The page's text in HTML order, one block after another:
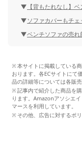
【背もたれなし】
ソファカバーもチェ
ベンチソファの売
本サイトに掲載している
おります。各ECサイトにて
品の詳細等については各販
記事内で紹介した商品を
ります。Amazonアソシエ
マースを利用しています。
その他、広告に対するポ